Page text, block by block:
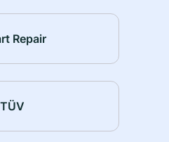
Repair
TÜV